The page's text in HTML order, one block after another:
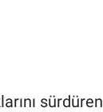
sürdüren